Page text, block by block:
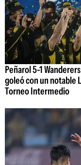
Peñarol 5-1
goleó con un notable
Torneo Intermedio